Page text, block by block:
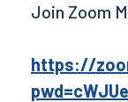
Join Zoom
https://